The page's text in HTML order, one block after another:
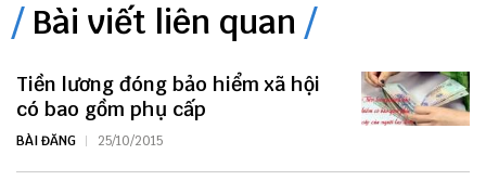
Bài viết liên quan
Tiền lương đóng bảo hiểm xã hội
có bao gồm phụ cấp
BÀI ĐĂNG 25/10/2015